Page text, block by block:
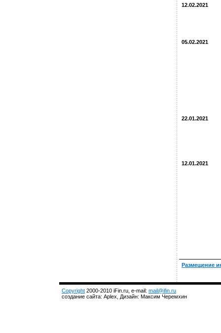
12.02.2021
05.02.2021
22.01.2021
12.01.2021
Размещение
Copyright 2000-2010 iFin.ru, e-mail: mail@ifin.ru
создание сайта: Aplex, Дизайн: Максим Черемхин